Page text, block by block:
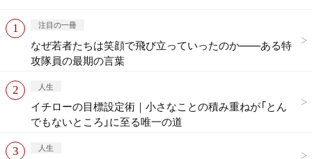
注目の一冊
なぜ若者たちは笑顔で飛び立っていったのか——ある特
攻隊員の最期の言葉
人生
イチローの目標設定術｜小さなことの積み重ねが「とん
でもないところ」に至る唯一の道
人生